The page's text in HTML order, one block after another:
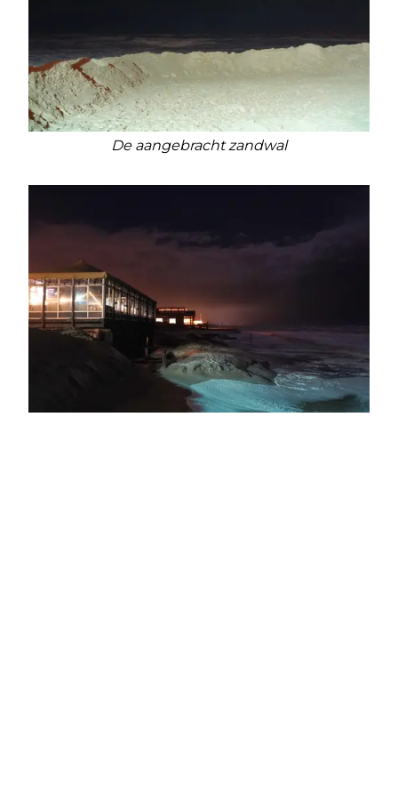
De aangebracht zandwal